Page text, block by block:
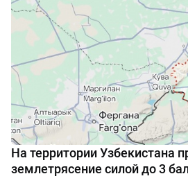
На территории Узбекистана
землетрясение силой до 3